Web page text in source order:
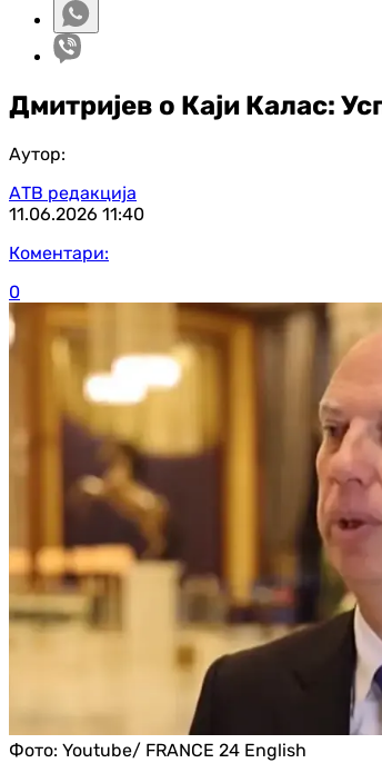
Дмитријев о Каји Калас:
Аутор:
АТВ редакција
11.06.2026 11:40
Коментари:
0
Фото: Youtube/ FRANCE 24 English